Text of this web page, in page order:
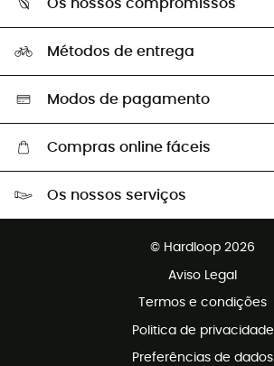
Trocas & Devoluções
Os nossos embaixadores
Os nossos compromissos
Seleção eco-responsável
Métodos de entrega
Modos de pagamento
Compras online fáceis
Os nossos serviços
© Hardloop 2026
Aviso Legal
Termos e condições
Politica de privacidade
Preferências de dados